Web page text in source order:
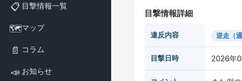
📋 目撃情報一覧
🗺️マップ
📄 コラム
📣 お知らせ
目撃情報詳細
違反内容 逆走（
目撃日時 2026年